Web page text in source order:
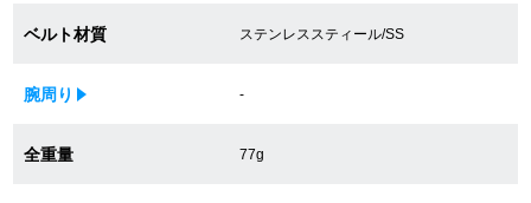
買取専門サロン
買取ご成約者様限定5万円クーポン
75%以上保証！中古商品高価買戻し
ベルト材質 ステンレススティール/SS
腕周り -
全重量 77g